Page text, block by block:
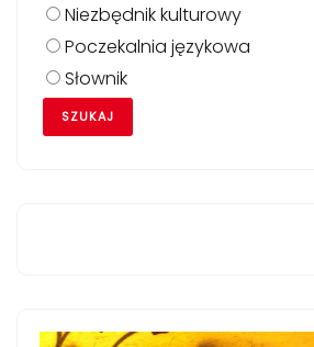
Niezbędnik kulturowy
Poczekalnia językowa
Słownik